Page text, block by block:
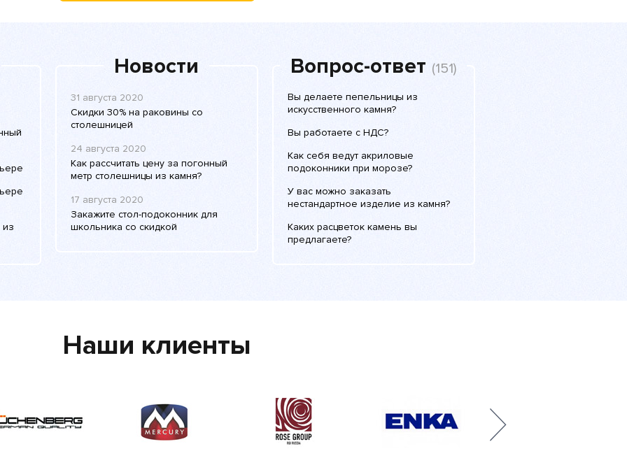
из
Новости
31 августа 2020
Скидки 30% на раковины со
столешницей
24 августа 2020
Как рассчитать цену за погонный
метр столешницы из камня?
17 августа 2020
Закажите стол-подоконник для
школьника со скидкой
Вопрос-ответ (151)
Вы делаете пепельницы из
искусственного камня?
Вы работаете с НДС?
Как себя ведут акриловые
подоконники при морозе?
У вас можно заказать
нестандартное изделие из камня?
Каких расцветок камень вы
предлагаете?
Наши клиенты